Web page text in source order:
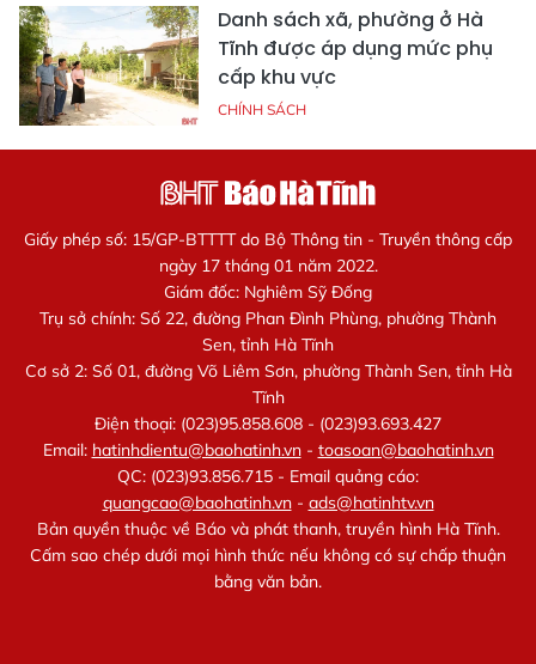
Danh sách xã, phường ở Hà
Tĩnh được áp dụng mức phụ
cấp khu vực
CHÍNH SÁCH
Giấy phép số: 15/GP-BTTTT do Bộ Thông tin - Truyền thông cấp
ngày 17 tháng 01 năm 2022.
Giám đốc: Nghiêm Sỹ Đống
Trụ sở chính: Số 22, đường Phan Đình Phùng, phường Thành
Sen, tỉnh Hà Tĩnh
Cơ sở 2: Số 01, đường Võ Liêm Sơn, phường Thành Sen, tỉnh Hà
Tĩnh
Điện thoại: (023)95.858.608 - (023)93.693.427
Email: hatinhdientu@baohatinh.vn- toasoan@baohatinh.vn
QC: (023)93.856.715 - Email quảng cáo:
quangcao@baohatinh.vn- ads@hatinhtv.vn
Bản quyền thuộc về Báo và phát thanh, truyền hình Hà Tĩnh.
Cấm sao chép dưới mọi hình thức nếu không có sự chấp thuận
bằng văn bản.